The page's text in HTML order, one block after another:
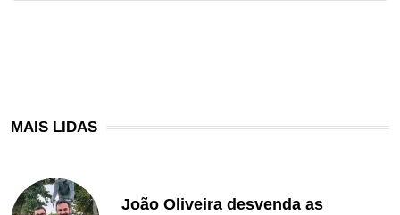
MAIS LIDAS
João Oliveira desvenda as